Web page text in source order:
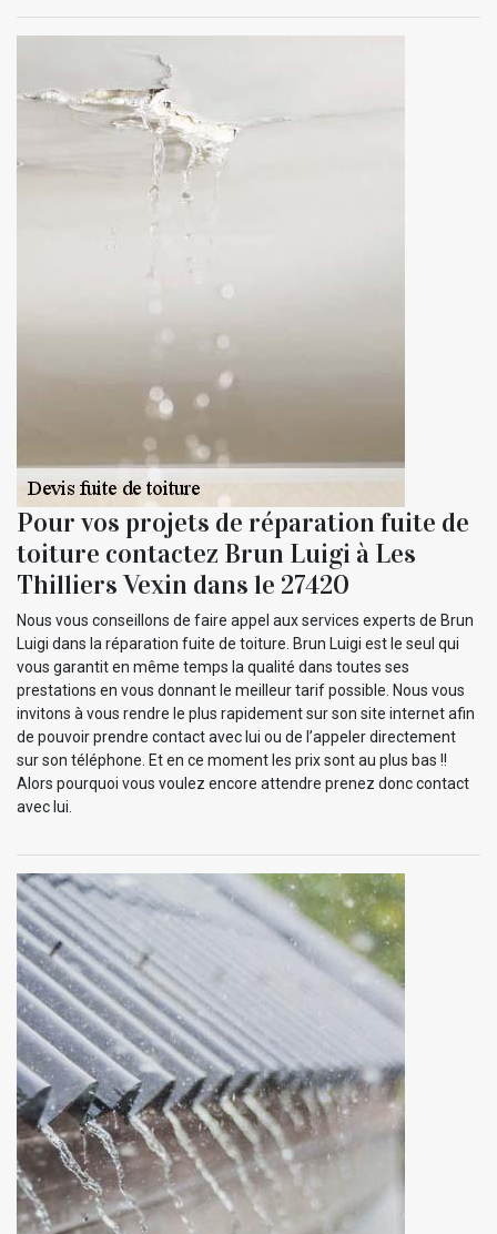
Pour vos projets de réparation fuite de
toiture contactez Brun Luigi à Les
Thilliers Vexin dans le 27420
Nous vous conseillons de faire appel aux services experts de Brun
Luigi dans la réparation fuite de toiture. Brun Luigi est le seul qui
vous garantit en même temps la qualité dans toutes ses
prestations en vous donnant le meilleur tarif possible. Nous vous
invitons à vous rendre le plus rapidement sur son site internet afin
de pouvoir prendre contact avec lui ou de l’appeler directement
sur son téléphone. Et en ce moment les prix sont au plus bas !!
Alors pourquoi vous voulez encore attendre prenez donc contact
avec lui.